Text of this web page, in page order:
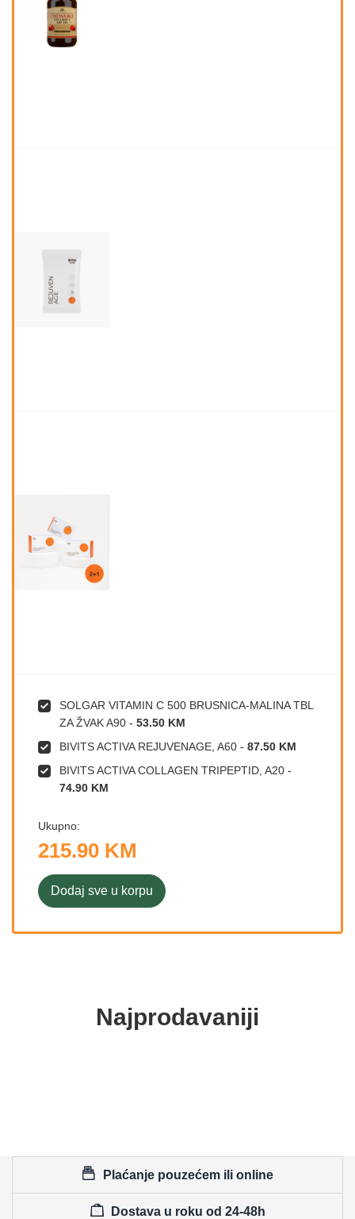
SOLGAR VITAMIN C 500 BRUSNICA-MALINA TBL
ZA ŽVAK A90 - 53.50 KM
BIVITS ACTIVA REJUVENAGE, A60 - 87.50 KM
BIVITS ACTIVA COLLAGEN TRIPEPTID, A20 -
74.90 KM
Ukupno:
215.90 KM
Dodaj sve u korpu
Najprodavaniji
Plaćanje pouzećem ili online
Dostava u roku od 24-48h